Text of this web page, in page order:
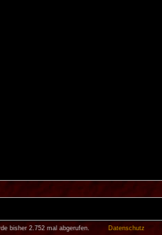
bisher 2.752 mal abgerufen. Datenschutz